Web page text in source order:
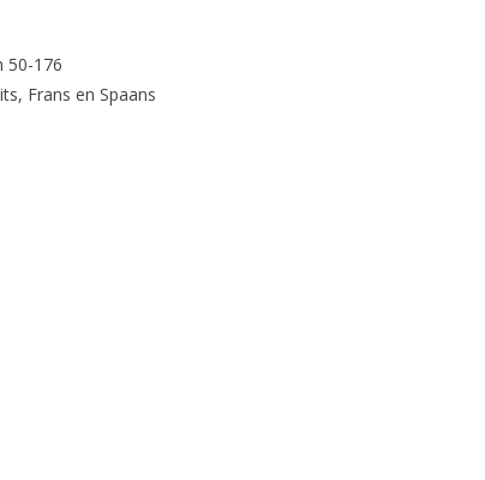
50-176
Frans en Spaans